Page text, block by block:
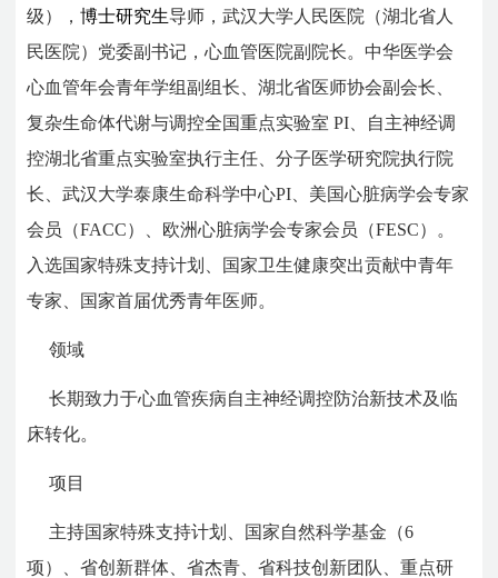
级），博士研究生导师，武汉大学人民医院（湖北省人
民医院）党委副书记，心血管医院副院长。中华医学会
心血管年会青年学组副组长、湖北省医师协会副会长、
复杂生命体代谢与调控全国重点实验室 PI、自主神经调
控湖北省重点实验室执行主任、分子医学研究院执行院
长、武汉大学泰康生命科学中心PI、美国心脏病学会专家
会员（FACC）、欧洲心脏病学会专家会员（FESC）。
入选国家特殊支持计划、国家卫生健康突出贡献中青年
专家、国家首届优秀青年医师。
领域
长期致力于心血管疾病自主神经调控防治新技术及临
床转化。
项目
主持国家特殊支持计划、国家自然科学基金（6
项）、省创新群体、省杰青、省科技创新团队、重点研